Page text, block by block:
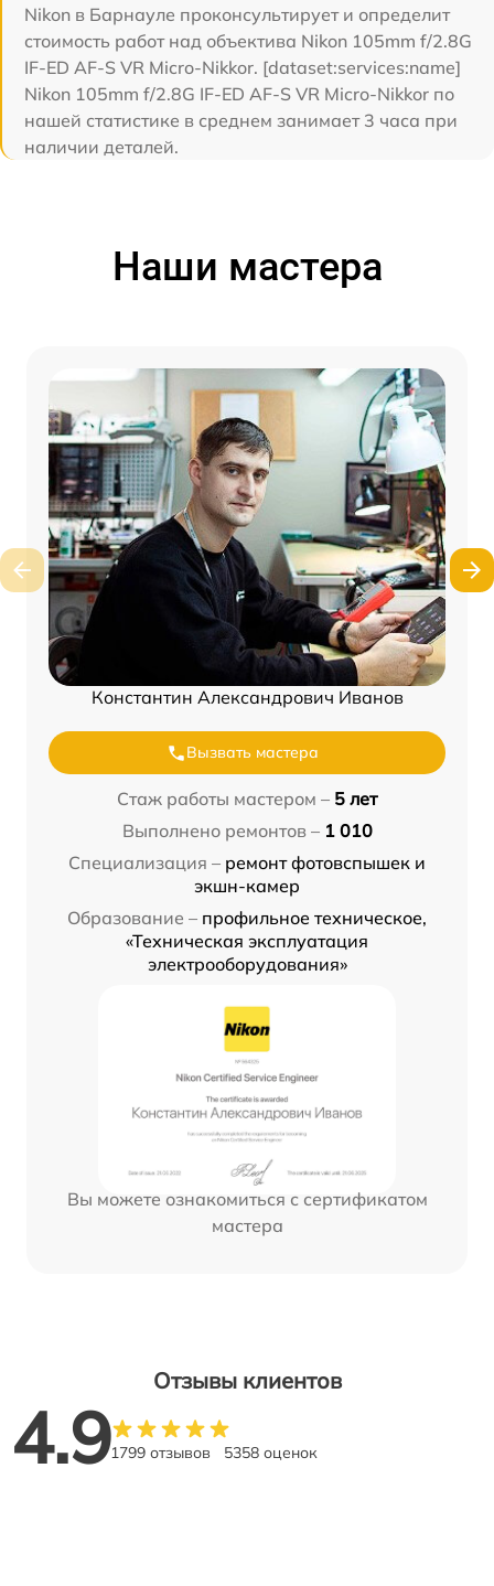
Nikon в Барнауле проконсультирует и определит
стоимость работ над объектива Nikon 105mm f/2.8G
IF-ED AF-S VR Micro-Nikkor. [dataset:services:name]
Nikon 105mm f/2.8G IF-ED AF-S VR Micro-Nikkor по
нашей статистике в среднем занимает 3 часа при
наличии деталей.
Наши мастера
Константин Александрович Иванов
Вызвать мастера
Стаж работы мастером – 5 лет
Выполнено ремонтов – 1 010
Специализация – ремонт фотовспышек и
экшн-камер
Образование – профильное техническое,
«Техническая эксплуатация
электрооборудования»
Вы можете ознакомиться с сертификатом
мастера
Отзывы клиентов
4.91799 отзывов 5358 оценок